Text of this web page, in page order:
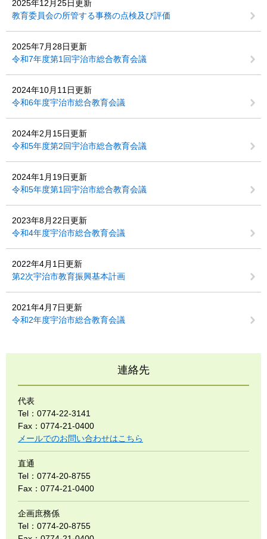
2025年12月25日更新
教育委員会の所管する事務の点検及び評価
2025年7月28日更新
令和7年度第1回宇治市総合教育会議
2024年10月11日更新
令和6年度宇治市総合教育会議
2024年2月15日更新
令和5年度第2回宇治市総合教育会議
2024年1月19日更新
令和5年度第1回宇治市総合教育会議
2023年8月22日更新
令和4年度宇治市総合教育会議
2022年4月1日更新
第2次宇治市教育振興基本計画
2021年4月7日更新
令和2年度宇治市総合教育会議
連絡先
代表
Tel：0774-22-3141
Fax：0774-21-0400
メールでのお問い合わせはこちら
直通
Tel：0774-20-8755
Fax：0774-21-0400
企画庶務係
Tel：0774-20-8755